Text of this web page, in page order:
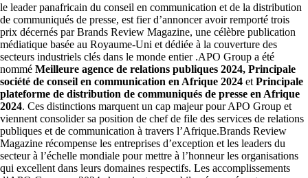
le leader panafricain du conseil en communication et de la distribution
de communiqués de presse, est fier d’annoncer avoir remporté trois
prix décernés par Brands Review Magazine, une célèbre publication
médiatique basée au Royaume-Uni et dédiée à la couverture des
secteurs industriels clés dans le monde entier .APO Group a été
nommé Meilleure agence de relations publiques 2024, Principale
société de conseil en communication en Afrique 2024 et Principale
plateforme de distribution de communiqués de presse en Afrique
2024. Ces distinctions marquent un cap majeur pour APO Group et
viennent consolider sa position de chef de file des services de relations
publiques et de communication à travers l’Afrique.Brands Review
Magazine récompense les entreprises d’exception et les leaders du
secteur à l’échelle mondiale pour mettre à l’honneur les organisations
qui excellent dans leurs domaines respectifs. Les accomplissements